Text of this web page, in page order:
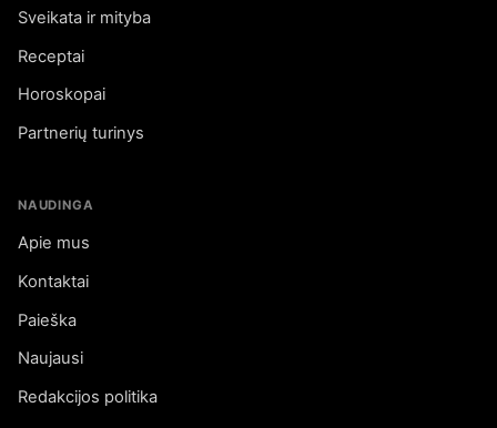
Sveikata ir mityba
Receptai
Horoskopai
Partnerių turinys
NAUDINGA
Apie mus
Kontaktai
Paieška
Naujausi
Redakcijos politika